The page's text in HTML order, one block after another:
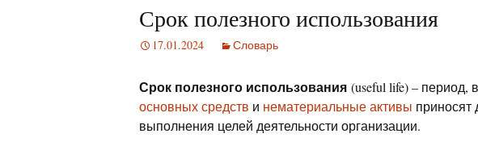
Срок полезного использования
17.01.2024 Словарь
Срок полезного использования (useful life) – период,
основных средств и нематериальные активы приносят
выполнения целей деятельности организации.